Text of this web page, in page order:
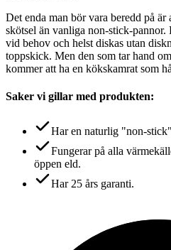
Det enda man bör vara beredd på
skötsel än vanliga non-stick-
vid behov och helst diskas utan
toppskick. Men den som tar hand
kommer att ha en kökskamrat som
Saker vi gillar med produkten:
Har en naturlig "non-
Fungerar på alla
öppen eld.
Har 25 års garanti.